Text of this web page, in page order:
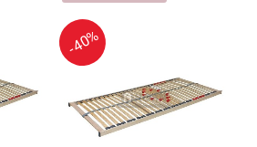
-40%
-40%